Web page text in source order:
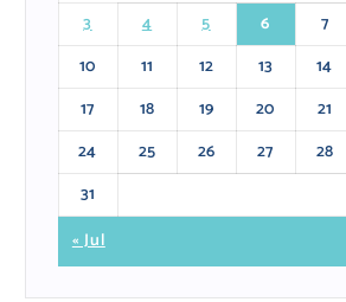
3
4 5 6 7
10
11 12 13 14
17
18 19 20 21
24
25 26 27 28
31
« Jul